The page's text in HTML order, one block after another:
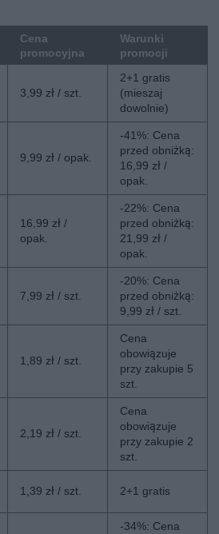
Cena
promocyjna
Warunki
promocji
3,99 zł / szt.
2+1 gratis
(mieszaj
dowolnie)
9,99 zł / opak.
-41%: Cena
przed obniżką:
16,99 zł /
opak.
16,99 zł /
opak.
-22%: Cena
przed obniżką:
21,99 zł /
opak.
7,99 zł / szt.
-20%: Cena
przed obniżką:
9,99 zł / szt.
1,89 zł / szt.
Cena
obowiązuje
przy zakupie 5
szt.
2,19 zł / szt.
Cena
obowiązuje
przy zakupie 2
szt.
1,39 zł / szt. 2+1 gratis
-34%: Cena